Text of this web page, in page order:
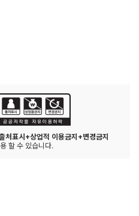
처표시+상업적 이용금지+변경금지
할 수 있습니다.